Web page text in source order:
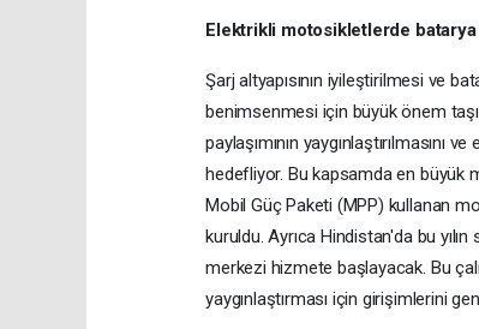
Elektrikli motosikletlerde batarya
Şarj altyapısının iyileştirilmesi ve
benimsenmesi için büyük önem
paylaşımının
hedefliyor. Bu kapsamda en büyük
Mobil Güç Paketi (MPP) kullanan
kuruldu. Ayrıca Hindistan'da bu
merkezi hizmete başlayacak. Bu
yaygınlaştırması için girişimlerini